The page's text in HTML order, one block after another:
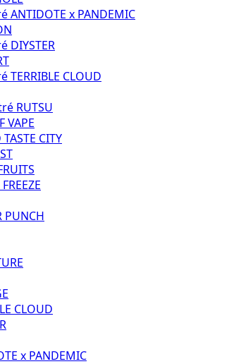
ANTIDOTE x PANDEMIC
DIYSTER
CLOUD
RUTSU
VAPE
CITY
PUNCH
CLOUD
x PANDEMIC